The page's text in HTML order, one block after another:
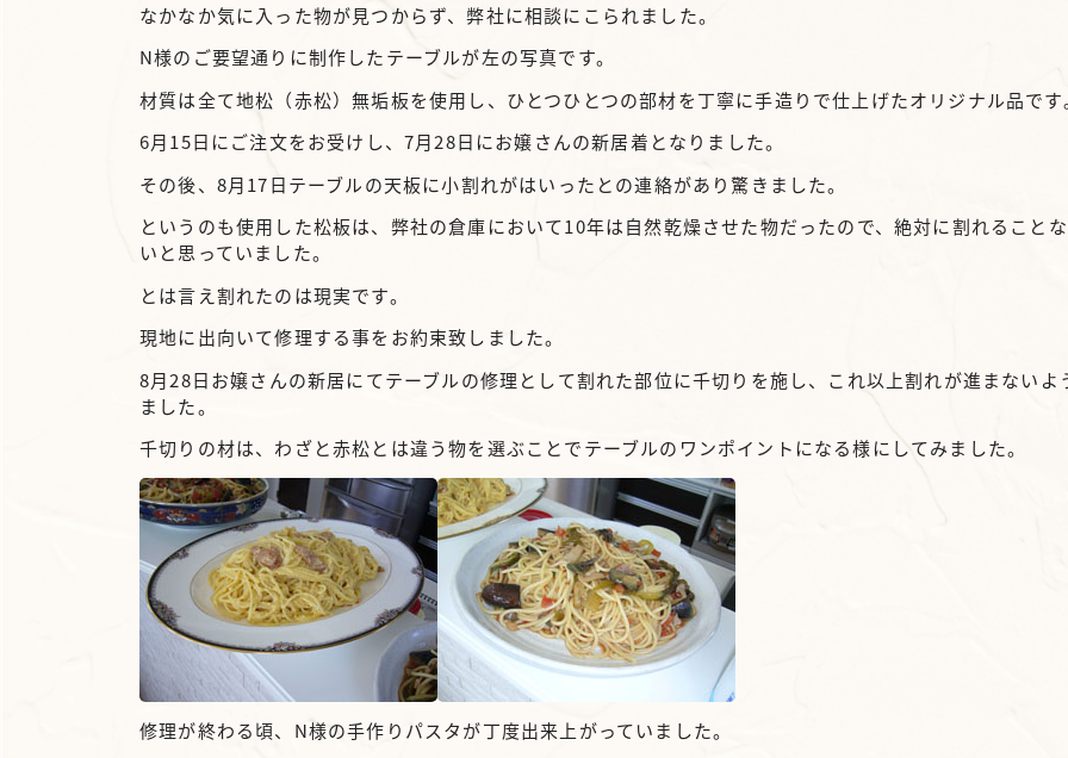
なかなか気に入った物が見つからず、弊社に相談にこられました。
N様のご要望通りに制作したテーブルが左の写真です。
材質は全て地松（赤松）無垢板を使用し、ひとつひとつの部材を丁寧に手造りで仕上げたオリジナル品です
6月15日にご注文をお受けし、7月28日にお嬢さんの新居着となりました。
その後、8月17日テーブルの天板に小割れがはいったとの連絡があり驚きました。
というのも使用した松板は、弊社の倉庫において10年は自然乾燥させた物だったので、絶対に割れること
いと思っていました。
とは言え割れたのは現実です。
現地に出向いて修理する事をお約束致しました。
8月28日お嬢さんの新居にてテーブルの修理として割れた部位に千切りを施し、これ以上割れが進まないよ
ました。
千切りの材は、わざと赤松とは違う物を選ぶことでテーブルのワンポイントになる様にしてみました。
修理が終わる頃、N様の手作りパスタが丁度出来上がっていました。